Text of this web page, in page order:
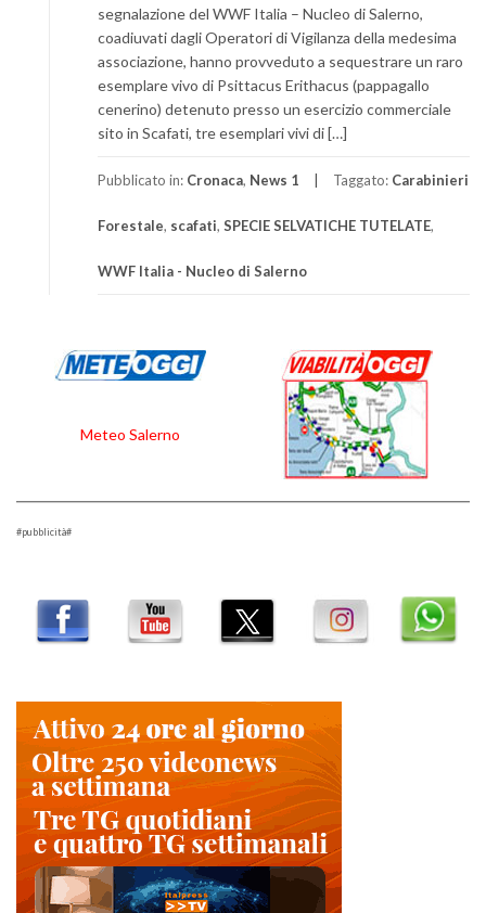
segnalazione del WWF Italia – Nucleo di Salerno,
coadiuvati dagli Operatori di Vigilanza della medesima
associazione, hanno provveduto a sequestrare un raro
esemplare vivo di Psittacus Erithacus (pappagallo
cenerino) detenuto presso un esercizio commerciale
sito in Scafati, tre esemplari vivi di […]
Pubblicato in: Cronaca, News 1 Taggato: Carabinieri
Forestale, scafati, SPECIE SELVATICHE TUTELATE,
WWF Italia - Nucleo di Salerno
Meteo Salerno
#pubblicità#